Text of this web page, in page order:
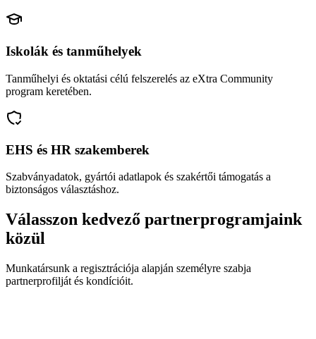
Iskolák és tanműhelyek
Tanműhelyi és oktatási célú felszerelés az eXtra Community
program keretében.
EHS és HR szakemberek
Szabványadatok, gyártói adatlapok és szakértői támogatás a
biztonságos választáshoz.
Válasszon kedvező partnerprogramjaink
közül
Munkatársunk a regisztrációja alapján személyre szabja
partnerprofilját és kondícióit.